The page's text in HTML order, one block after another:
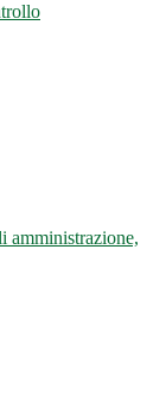
amministrazione,